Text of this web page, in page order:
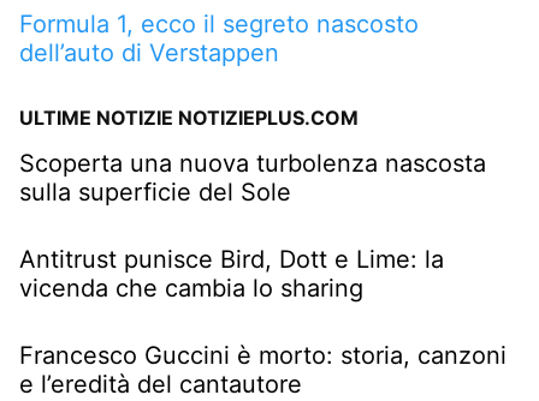
Formula 1, ecco il segreto nascosto
dell’auto di Verstappen
ULTIME NOTIZIE NOTIZIEPLUS.COM
Scoperta una nuova turbolenza nascosta
sulla superficie del Sole
Antitrust punisce Bird, Dott e Lime: la
vicenda che cambia lo sharing
Francesco Guccini è morto: storia, canzoni
e l’eredità del cantautore